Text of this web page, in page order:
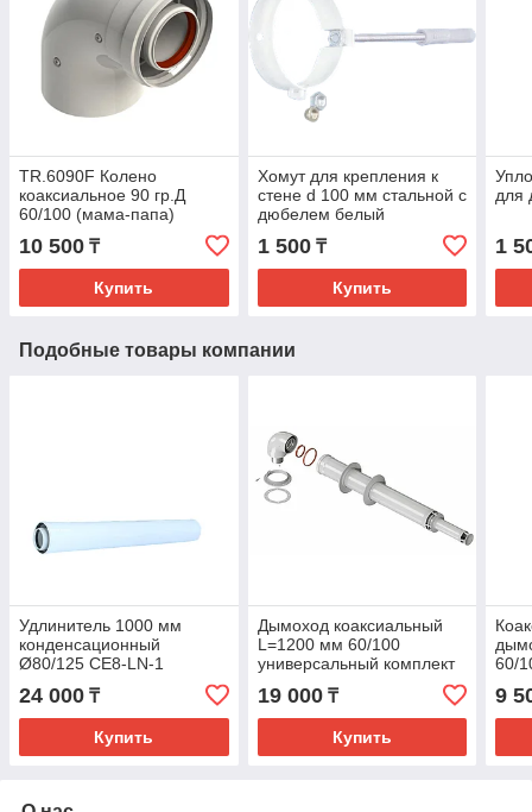
TR.6090F Колено
коаксиальное 90 гр.Д
60/100 (мама-папа)
10 500 ₸
Купить
Хомут для крепления к
стене d 100 мм стальной с
дюбелем белый
1 500₸
Купить
для
1
Подобные товары компании
Удлинитель 1000 мм
конденсационный
Ø80/125 CE8-LN-1
24 000 ₸
Купить
Дымоход коаксиальный
L=1200 мм 60/100
универсальный комплект
19 000₸
Купить
60/
9